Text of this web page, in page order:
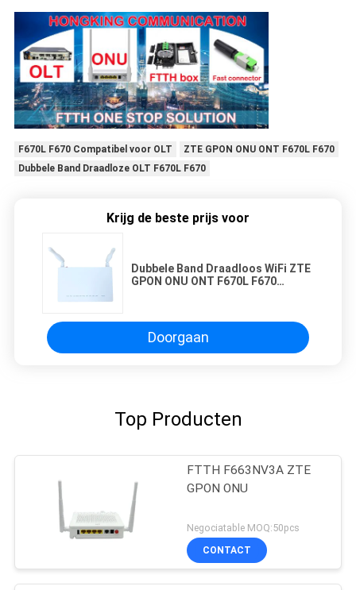
F670L F670 Compatibel voor OLT
ZTE GPON ONU ONT F670L F670
Dubbele Band Draadloze OLT F670L F670
Krijg de beste prijs voor
Dubbele Band Draadloos WiFi ZTE
GPON ONU ONT F670L F670
Doorgaan
Top Producten
FTTH F663NV3A ZTE
GPON ONU
Negociatable MOQ:50pcs
CONTACT